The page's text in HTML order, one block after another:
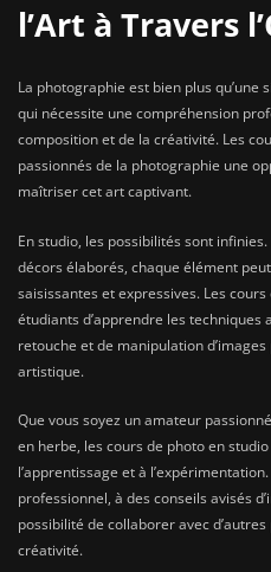
l’Art à Travers
La photographie est bien plus qu’une
qui nécessite une compréhension
composition et de la créativité. Les
passionnés de la photographie une
maîtriser cet art captivant.
En studio, les possibilités sont
décors élaborés, chaque élément
saisissantes et expressives. Les
étudiants d’apprendre les techniques
retouche et de manipulation
artistique.
Que vous soyez un amateur
en herbe, les cours de photo en
l’apprentissage et à
professionnel, à des conseils avisés
possibilité de collaborer avec
créativité.